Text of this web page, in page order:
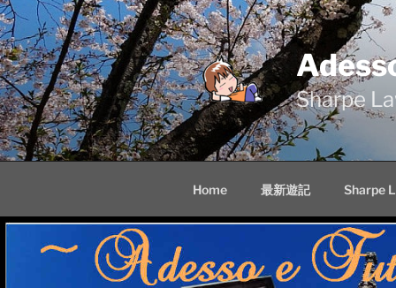
Skip
to
content
Sharpe
Home 最新遊記 Sharpe